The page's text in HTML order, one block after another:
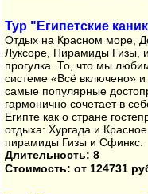
Тур "Египетские
Отдых на Красном море,
Луксоре, Пирамиды Гизы,
прогулка. То, что мы
системе «Всё включено»
самые популярные
гармонично сочетает в
Египте как о стране
отдыха: Хургада и
пирамиды Гизы и Сфинкс.
Длительность: 8
Стоимость: от 124731